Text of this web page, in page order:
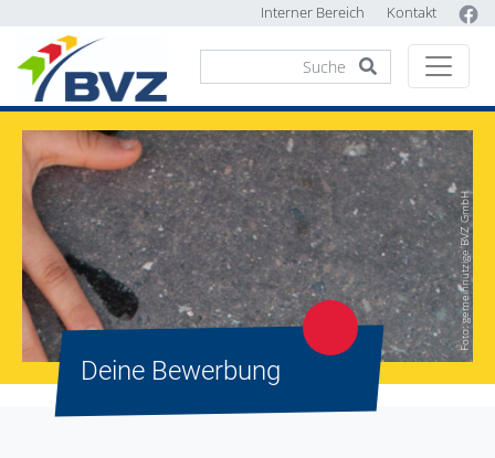
Interner Bereich Kontakt
Foto: gemeinnützige BVZ GmbH
Deine Bewerbung